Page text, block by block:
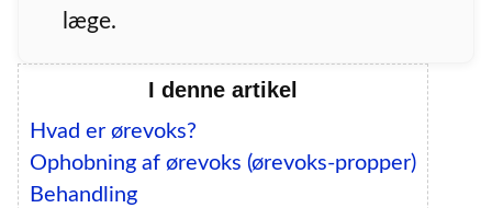
læge.
I denne artikel
Hvad er ørevoks?
Ophobning af ørevoks (ørevoks-propper)
Behandling